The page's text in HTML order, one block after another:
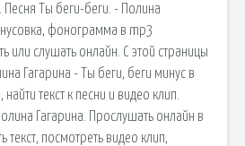
Песня Ты беги-беги. - Полина
фонограмма в mp3
или слушать онлайн. С этой страницы
Гагарина - Ты беги, беги минус в
текст к песни и видео клип.
Гагарина. Прослушать онлайн в
текст, посмотреть видео клип,